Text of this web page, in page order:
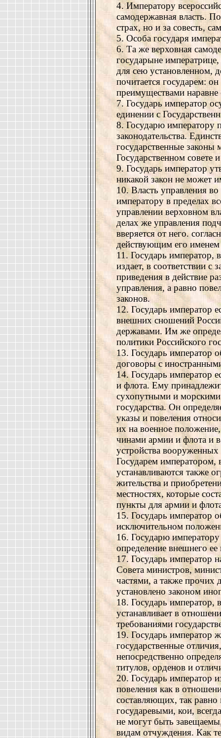
4. Императору
самодержавная власть.
страх, но и за совесть,
5. Особа государя
6. Та же верховная
государыне императрице,
для сею установленном,
почитается государем:
преимуществами наравне
7. Государь император
единении с
8. Государю императору
законодательства.
государственные законы
Государственном совете
9. Государь император
никакой закон не может
10. Власть управления
императору в пределах
управлении верховном
делах же управления
вверяется от него.
действующим его
11. Государь император,
издает, в соответствии с
приведения в действие
управления, а равно
законов.
12. Государь император
внешних сношений
державами. Им же
политики Российского
13. Государь император
договоры с
14. Государь император
и флота. Ему
сухопутными и
государства. Он
указы и повеления
их на военное
чинами армии и флота и
устройства вооруженных
Государем императором,
устанавливаются также
жительства и
местностях, которые
пункты для армии и
15. Государь император
исключительном
16. Государю
определение внешнего ее
17. Государь император
Совета министров,
частями, а также прочих
установлено законом
18. Государь император,
устанавливает в
требованиями
19. Государь император
государственные
непосредственно
титулов, орденов и
20. Государь император
повеления как в
составляющих, так
государевыми, кои,
не могут быть
видам отчуждения. Как